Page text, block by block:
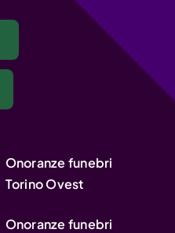
Onoranze funebri
Torino Ovest
Onoranze funebri